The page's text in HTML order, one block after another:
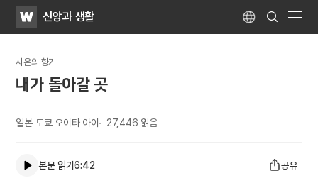
WATV신앙과 생활 Language
Search
Submit
시온의 향기
내가 돌아갈 곳
일본 도쿄 오이타 아이 27,446 읽음
본문 읽기6:42 공유